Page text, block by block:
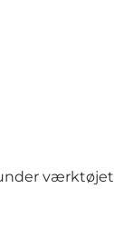
værktøjet